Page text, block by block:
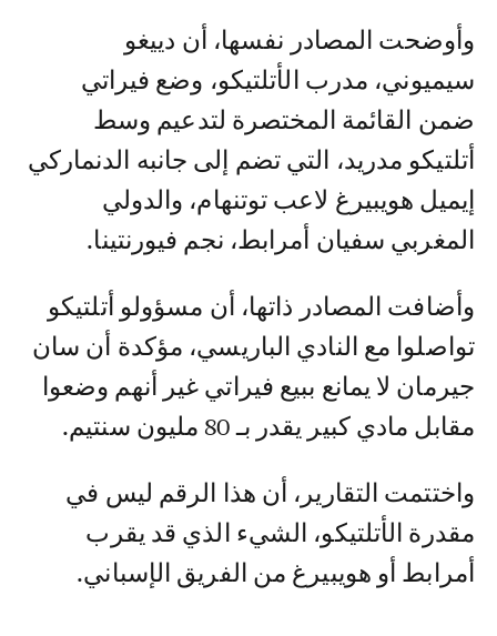
وأوضحت المصادر نفسها، أن دييغو
سيميوني، مدرب الأتلتيكو، وضع فيراتي
ضمن القائمة المختصرة لتدعيم وسط
أتلتيكو مدريد، التي تضم إلى جانبه الدنماركي
إيميل هويبيرغ لاعب توتنهام، والدولي
المغربي سفيان أمرابط، نجم فيورنتينا.
وأضافت المصادر ذاتها، أن مسؤولو أتلتيكو
تواصلوا مع النادي الباريسي، مؤكدة أن سان
جيرمان لا يمانع ببيع فيراتي غير أنهم وضعوا
مقابل مادي كبير يقدر بـ 80 مليون سنتيم.
واختتمت التقارير، أن هذا الرقم ليس في
مقدرة الأتلتيكو، الشيء الذي قد يقرب
أمرابط أو هويبيرغ من الفريق الإسباني.